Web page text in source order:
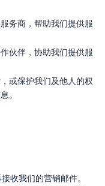
务商，帮助我们提供服
伙伴，协助我们提供服
或保护我们及他人的权
。
收我们的营销邮件。